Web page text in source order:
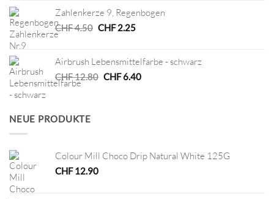
CHF 2.90CHF 1.00.
Zahlenkerze 9, Regenbogen
CHF4.50 Ursprünglicher
CHF 4.50
CHF2.25Aktueller
CHF 2.25.
Airbrush Lebensmittelfarbe - schwarz
CHF12.80 Ursprünglicher
CHF6.40Aktueller
NEUE PRODUKTE
Colour Mill Choco Drip Natural White 125G
CHF12.90